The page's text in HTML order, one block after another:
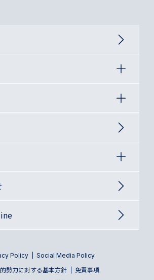
Policy
Social Media Policy
勢力に対する基本方針
免責事項